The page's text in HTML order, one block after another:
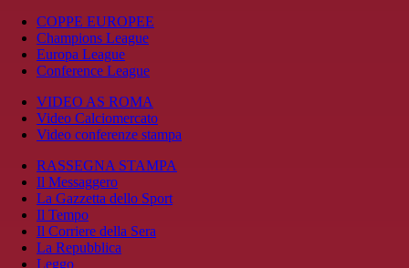
COPPE EUROPEE
Champions League
Europa League
Conference League
VIDEO AS ROMA
Video Calciomercato
Video conferenze stampa
RASSEGNA STAMPA
Il Messaggero
La Gazzetta dello Sport
Il Tempo
Il Corriere della Sera
La Repubblica
Leggo